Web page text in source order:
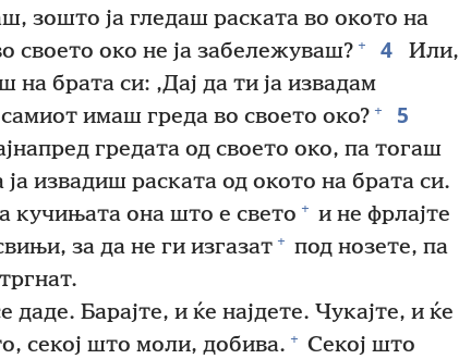
зошто ја гледаш раската во окото на
своето око не ја забележуваш? + 4
Или,
брата си: ‚Дај да ти ја извадам
имаш греда во своето око? + 5
гредата од своето око, па тогаш
извадиш раската од окото на брата си.
кучињата она што е свето + и не фрлајте
за да не ги изгазат + под нозете, па
даде. Барајте, и ќе најдете. Чукајте, и ќе
секој што моли, добива. + Секој што